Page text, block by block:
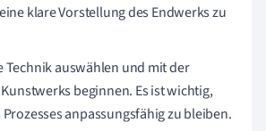
klare Vorstellung des Endwerks zu
Technik auswählen und mit der
beginnen. Es ist wichtig,
anpassungsfähig zu bleiben.